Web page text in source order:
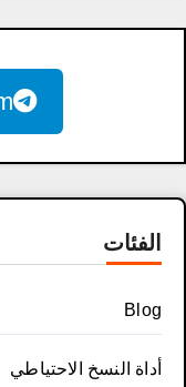
الفئات
Blog
أداة النسخ الاحتياطي